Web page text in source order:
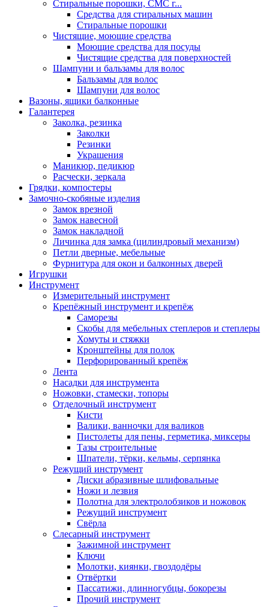
Стиральные порошки, СМС г...
Средства для стиральных машин
Стиральные порошки
Чистящие, моющие средства
Моющие средства для посуды
Чистящие средства для поверхностей
Шампуни и бальзамы для волос
Бальзамы для волос
Шампуни для волос
Вазоны, ящики балконные
Галантерея
Заколка, резинка
Заколки
Резинки
Украшения
Маникюр, педикюр
Расчески, зеркала
Грядки, компостеры
Замочно-скобяные изделия
Замок врезной
Замок навесной
Замок накладной
Личинка для замка (цилиндровый механизм)
Петли дверные, мебельные
Фурнитура для окон и балконных дверей
Игрушки
Инструмент
Измерительный инструмент
Крепёжный инструмент и крепёж
Саморезы
Скобы для мебельных степлеров и степлеры
Хомуты и стяжки
Кронштейны для полок
Перфорированный крепёж
Лента
Насадки для инструмента
Ножовки, стамески, топоры
Отделочный инструмент
Кисти
Валики, ванночки для валиков
Пистолеты для пены, герметика, миксеры
Тазы строительные
Шпатели, тёрки, кельмы, серпянка
Режущий инструмент
Диски абразивные шлифовальные
Ножи и лезвия
Полотна для электролобзиков и ножовок
Режущий инструмент
Свёрла
Слесарный инструмент
Зажимной инструмент
Ключи
Молотки, киянки, гвоздодёры
Отвёртки
Пассатижи, длинногубцы, бокорезы
Прочий инструмент